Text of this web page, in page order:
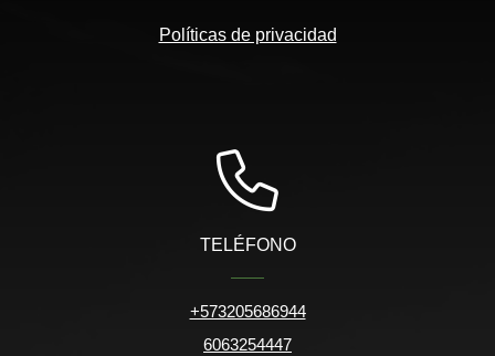
Políticas de privacidad
TELÉFONO
+573205686944
6063254447